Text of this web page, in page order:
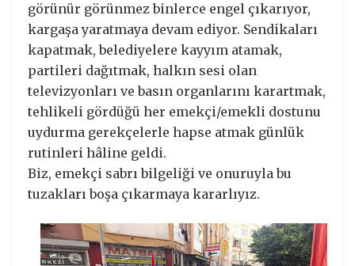
görünür görünmez binlerce engel çıkarıyor,
kargaşa yaratmaya devam ediyor. Sendikaları
kapatmak, belediyelere kayyım atamak,
partileri dağıtmak, halkın sesi olan
televizyonları ve basın organlarını karartmak,
tehlikeli gördüğü her emekçi/emekli dostunu
uydurma gerekçelerle hapse atmak günlük
rutinleri hâline geldi.
Biz, emekçi sabrı bilgeliği ve onuruyla bu
tuzakları boşa çıkarmaya kararlıyız.